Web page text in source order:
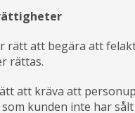
rätt att begära att
rättas.
att kräva att
kunden inte har